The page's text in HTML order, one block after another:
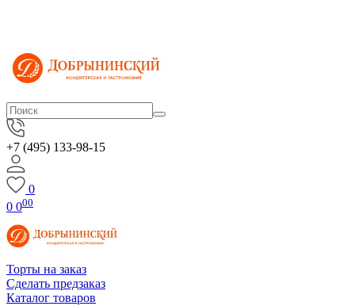
+7 (495) 133-98-15
0
0 000
Торты на заказ
Сделать предзаказ
Каталог товаров